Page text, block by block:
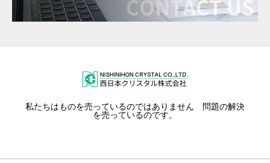
私たちはものを売っているのではありません 問題の解決
を売っているのです。